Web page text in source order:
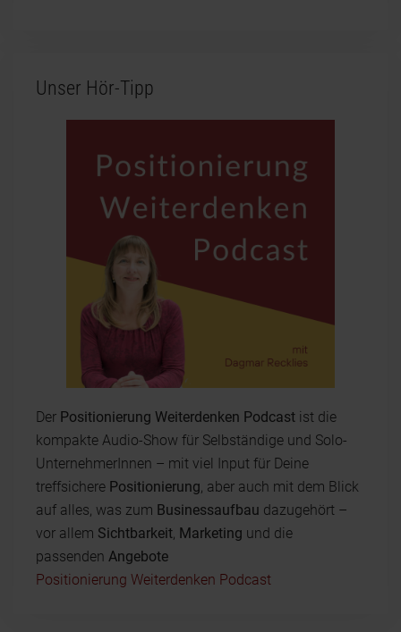
Unser Hör-Tipp
Der Positionierung Weiterdenken Podcast ist die
kompakte Audio-Show für Selbständige und Solo-
UnternehmerInnen – mit viel Input für Deine
treffsichere Positionierung , aber auch mit dem Blick
auf alles, was zum Businessaufbau dazugehört –
vor allem Sichtbarkeit Marketing und die
passenden Angebote
Positionierung Weiterdenken Podcast